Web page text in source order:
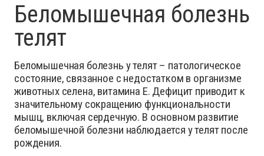
Беломышечная болезнь
телят
Беломышечная болезнь у телят – патологическое
состояние, связанное с недостатком в организме
животных селена, витамина Е. Дефицит приводит к
значительному сокращению функциональности
мышц, включая сердечную. В основном развитие
беломышечной болезни наблюдается у телят после
рождения.